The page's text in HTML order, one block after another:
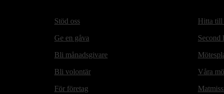
Stöd oss
Ge en gåva
Bli månadsgivare
Bli volontär
För företag
Hitta till
Second
Våra